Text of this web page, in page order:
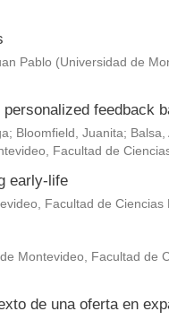
Pablo (Universidad de
feedback
; Bloomfield, Juanita; Balsa,
Facultad de
early-life
Facultad de
Montevideo, Facultad de
de una oferta en